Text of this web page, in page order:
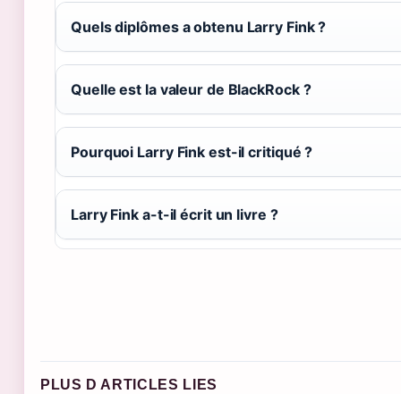
Quels diplômes a obtenu Larry Fink ?
Quelle est la valeur de BlackRock ?
Pourquoi Larry Fink est-il critiqué ?
Larry Fink a-t-il écrit un livre ?
PLUS D ARTICLES LIES